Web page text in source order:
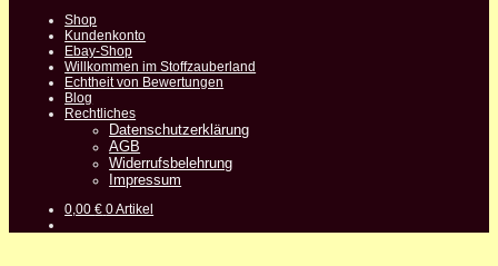
Shop
Kundenkonto
Ebay-Shop
Willkommen im Stoffzauberland
Echtheit von Bewertungen
Blog
Rechtliches
Datenschutzerklärung
AGB
Widerrufsbelehrung
Impressum
0,00€ 0 Artikel